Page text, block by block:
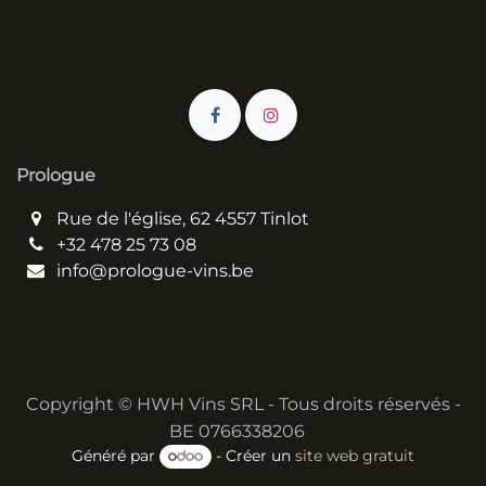
Prologue
Rue de l'église, 62 4557 Tinlot
+32 478 25 73 08
info@prologue-vins.be
Copyright © HWH Vins SRL - Tous droits réservés -
BE 0766338206
Généré par - Créer unsite web gratuit